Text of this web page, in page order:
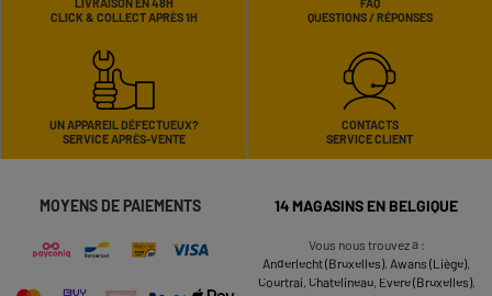
CLICK & COLLECT APRÈS 1H
QUESTIONS / RÉPONSES
UN APPAREIL DÉFECTUEUX?
SERVICE APRÈS-VENTE
CONTACTS
SERVICE CLIENT
MOYENS DE PAIEMENTS 14 MAGASINS EN BELGIQUE
Vous nous trouvez à :
Anderlecht (Bruxelles), Awans (Liège),
Courtrai, Chatelineau, Evere (Bruxelles),